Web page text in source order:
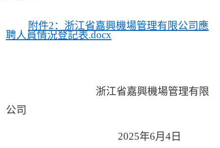
附件2：浙江省嘉興機場管理有限公司應
聘人員情況登記表.docx
浙江省嘉興機場管理有限
公司
2025年6月4 日